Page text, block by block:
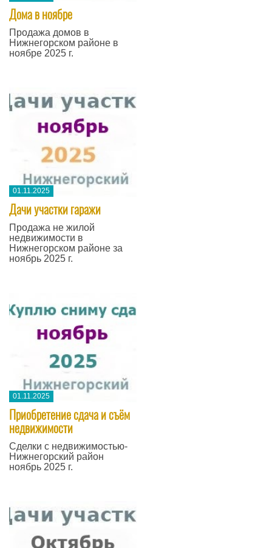
Дома в ноябре
Продажа домов в
Нижнегорском районе в
ноябре 2025 г.
01.11.2025
Дачи участки гаражи
Продажа не жилой
недвижимости в
Нижнегорском районе за
ноябрь 2025 г.
01.11.2025
Приобретение сдача и съём
недвижимости
Сделки с недвижимостью-
Нижнегорский район
ноябрь 2025 г.